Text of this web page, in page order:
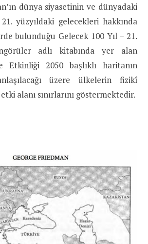
dünya siyasetinin ve dünyadaki
yüzyıldaki gelecekleri hakkında
bulunduğu Gelecek 100 Yıl – 21.
adlı kitabında yer alan
Etkinliği 2050 başlıklı haritanın
üzere ülkelerin fizikî
etki alanı sınırlarını göstermektedir.